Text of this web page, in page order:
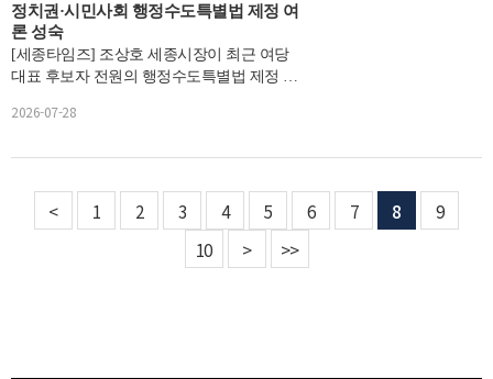
정치권·시민사회 행정수도특별법 제정 여
론 성숙
[세종타임즈] 조상호 세종시장이 최근 여당
대표 후보자 전원의 행정수도특별법 제정 약
2026-07-28
< 1 2 3 4 5 6 7 8
9
10
> >>